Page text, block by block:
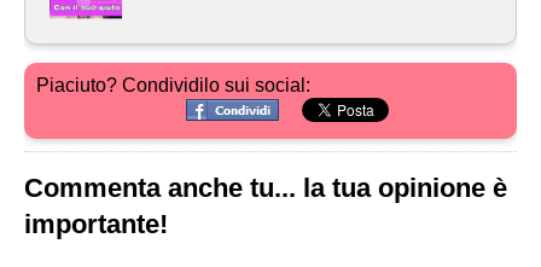
Piaciuto? Condividilo sui social:
Commenta anche tu... la tua opinione è
importante!